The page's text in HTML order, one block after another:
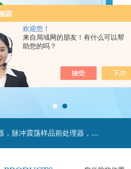
欢迎您！
来自局域网的朋友！有什么可以帮
助您的吗？
主营产品：不锈钢过滤系统，红外线接种环灭菌器，浮游菌采样器，脉冲震荡样品前处理器，数字化智能电热鼓风干燥箱，数字化智能电热恒温培养箱，实验室设备及环境温湿度监测系统，洁净工作台等实验设仪器设备。